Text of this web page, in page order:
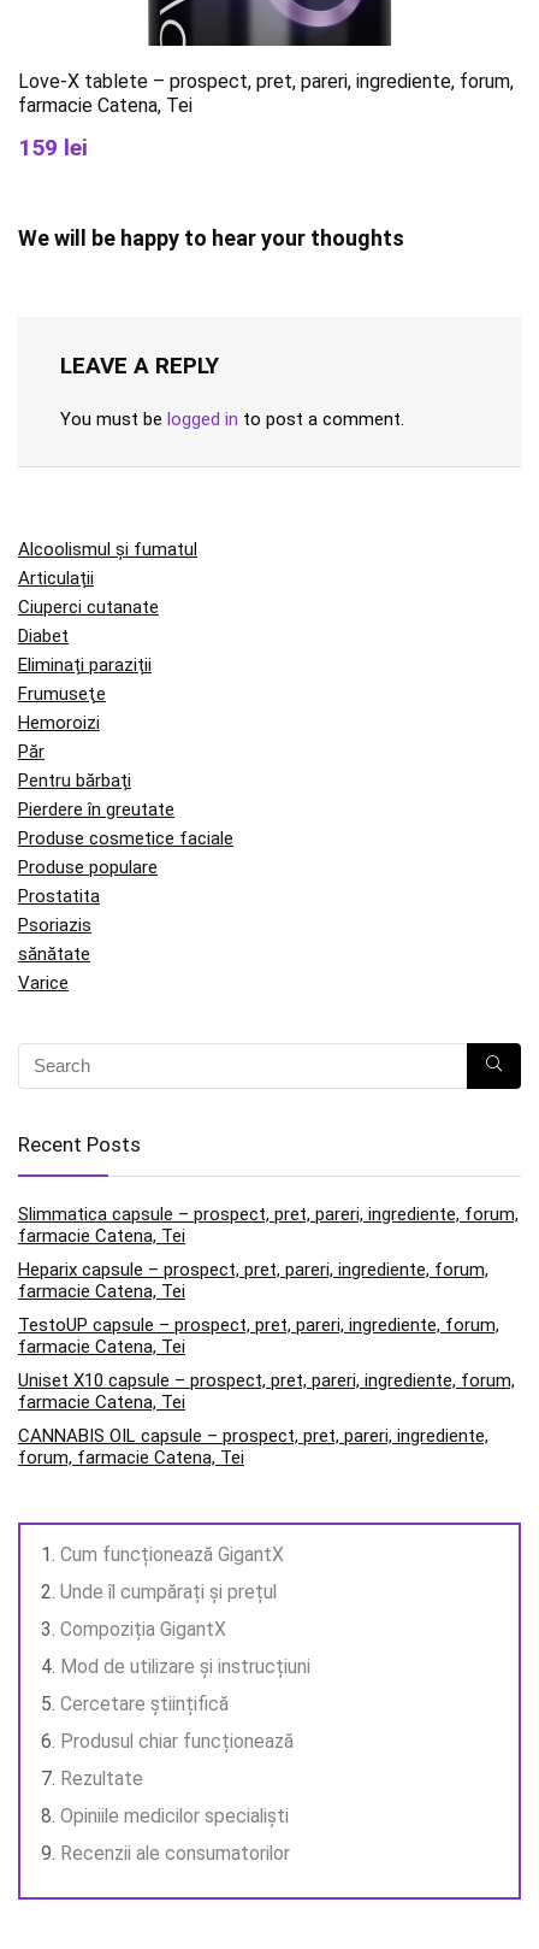
Love-X tablete – prospect, pret, pareri, ingrediente, forum,
farmacie Catena, Tei
159 lei
We will be happy to hear your thoughts
LEAVE A REPLY
You must be logged in to post a comment.
Alcoolismul și fumatul
Articulații
Ciuperci cutanate
Diabet
Eliminați paraziții
Frumuseţe
Hemoroizi
Păr
Pentru bărbați
Pierdere în greutate
Produse cosmetice faciale
Produse populare
Prostatita
Psoriazis
sănătate
Varice
Recent Posts
Slimmatica capsule – prospect, pret, pareri, ingrediente, forum,
farmacie Catena, Tei
Heparix capsule – prospect, pret, pareri, ingrediente, forum,
farmacie Catena, Tei
TestoUP capsule – prospect, pret, pareri, ingrediente, forum,
farmacie Catena, Tei
Uniset X10 capsule – prospect, pret, pareri, ingrediente, forum,
farmacie Catena, Tei
CANNABIS OIL capsule – prospect, pret, pareri, ingrediente,
forum, farmacie Catena, Tei
Cum funcționează GigantX
Unde îl cumpărați și prețul
Compoziția GigantX
Mod de utilizare și instrucțiuni
Cercetare științifică
Produsul chiar funcționează
Rezultate
Opiniile medicilor specialiști
Recenzii ale consumatorilor